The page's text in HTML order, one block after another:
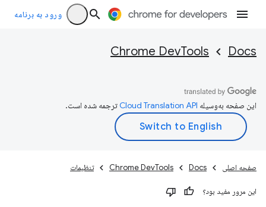
ورود به برنامه
Docs
Chrome DevTools
این صفحه به‌وسیله ترجمه شده است.
صفحه اصلی Docs
Chrome DevTools تنظیمات
این مرور مفید بود؟